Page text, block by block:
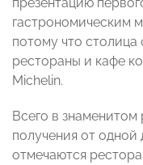
гастрономическим
потому что
рестораны и кафе
Michelin.
Всего в знаменитом
получения от одной
отмечаются